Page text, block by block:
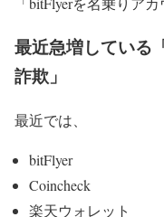
最近急増している
詐欺」
最近では、
bitFlyer
Coincheck
楽天ウォレット